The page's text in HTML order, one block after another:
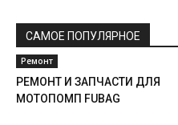
САМОЕ ПОПУЛЯРНОЕ
Ремонт
РЕМОНТ И ЗАПЧАСТИ ДЛЯ
МОТОПОМП FUBAG